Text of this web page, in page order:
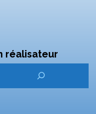
réalisateur